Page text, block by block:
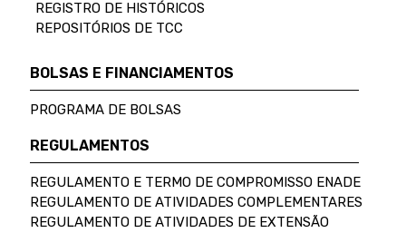
REGISTRO DE HISTÓRICOS
REPOSITÓRIOS DE TCC
BOLSAS E FINANCIAMENTOS
PROGRAMA DE BOLSAS
REGULAMENTOS
REGULAMENTO E TERMO DE COMPROMISSO ENADE
REGULAMENTO DE ATIVIDADES COMPLEMENTARES
REGULAMENTO DE ATIVIDADES DE EXTENSÃO